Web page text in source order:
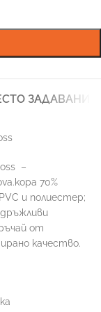
ЗАДАВАНИ
–
70%
и полиестер;
от
качество.